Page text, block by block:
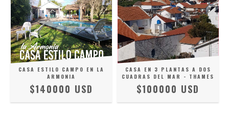
CASA ESTILO CAMPO EN LA
ARMONIA
$140000 USD
CASA EN 3 PLANTAS A DOS
CUADRAS DEL MAR - THAMES
$100000 USD